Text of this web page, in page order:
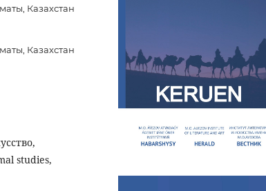
Казахстан
Казахстан
studies,